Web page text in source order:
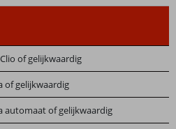
of gelijkwaardig
of gelijkwaardig
automaat of gelijkwaardig